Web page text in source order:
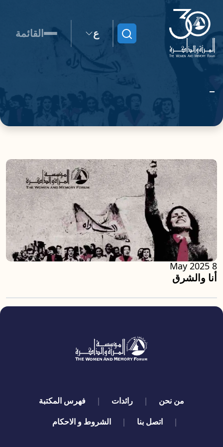
ابحث ع القائمة
أنا والشرق
8 May 2025
quick links
من نحن رائدات
فهرس المكتبة
اتصل بنا
الشروط و الاحكام